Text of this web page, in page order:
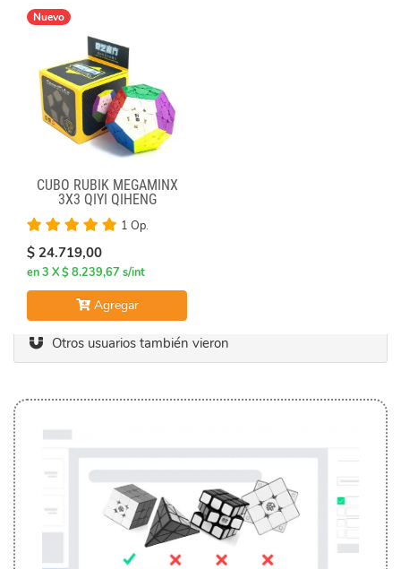
Nuevo
CUBO RUBIK MEGAMINX
3X3 QIYI QIHENG
1 Op.
$ 24.719,00
en 3 X $ 8.239,67 s/int
Agregar
Otros usuarios también vieron